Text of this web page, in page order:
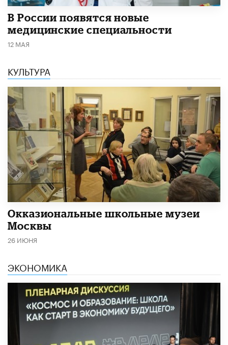
В России появятся новые
медицинские специальности
12 МАЯ
КУЛЬТУРА
​Окказиональные школьные музеи
Москвы
26 ИЮНЯ
ЭКОНОМИКА